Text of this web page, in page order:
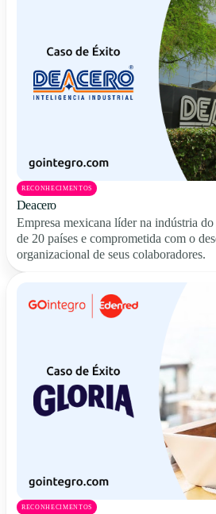
RECONHECIMENTOS
Deacero
Empresa mexicana líder na indústria
de 20 países e comprometida com o
organizacional de seus colaboradores.
RECONHECIMENTOS